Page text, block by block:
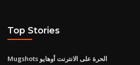
Top Stories
Mugshots الحرة على الانترنت أوهايو